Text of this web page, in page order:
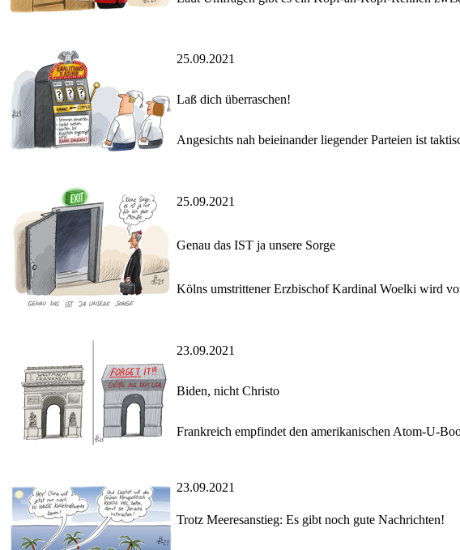
25.09.2021
Laß dich überraschen!
Angesichts nah beieinander liegender Parteien ist
25.09.2021
Genau das IST ja unsere Sorge
Kölns umstrittener Erzbischof Kardinal Woelki wird
23.09.2021
Biden, nicht Christo
Frankreich empfindet den amerikanischen Atom-U-
23.09.2021
Trotz Meeresanstieg: Es gibt noch gute Nachrichten!